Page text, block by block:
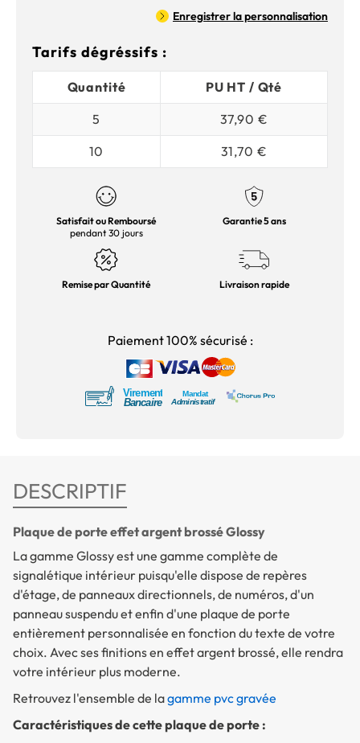
Enregistrer la personnalisation
Tarifs dégréssifs :
Quantité
PU HT / Qté
5
37,90 €
10
31,70 €
Satisfait ou Remboursé
pendant 30 jours
Garantie 5 ans
Remise par Quantité Livraison rapide
Paiement 100% sécurisé :
DESCRIPTIF
Plaque de porte effet argent brossé Glossy
La gamme Glossy est une gamme complète de
signalétique intérieur puisqu'elle dispose de repères
d'étage, de panneaux directionnels, de numéros, d'un
panneau suspendu et enfin d'une plaque de porte
entièrement personnalisée en fonction du texte de votre
choix. Avec ses finitions en effet argent brossé, elle rendra
votre intérieur plus moderne.
Retrouvez l'ensemble de lagamme pvc gravée
Caractéristiques de cette plaque de porte :